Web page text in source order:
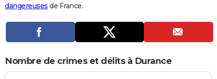
Se connecter
Entreprises
Service militaire
Avis de recherche
AVIS DE DÉCÈS
Bricolage
Lifestyle
Culture
Sport
Auto
Television
Voyage
Cinema
dangereuses de France.
Nombre de crimes et délits à Durance